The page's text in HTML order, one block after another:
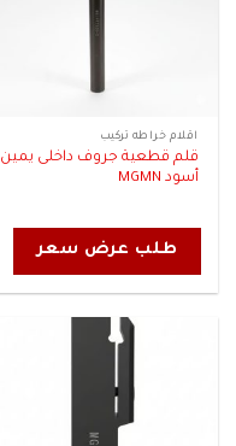
اقلام خراطه تركيب
قلم قطعية جروف داخلى يمين
أسود MGMN
طلب عرض سعر